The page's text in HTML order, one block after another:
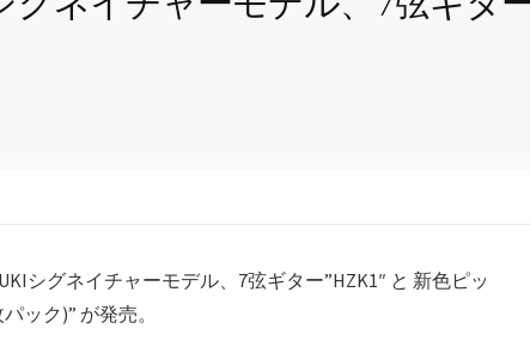
シグネイチャーモデル、7弦ギター”HZK1″ と 新色ピッ
ック)” が発売。